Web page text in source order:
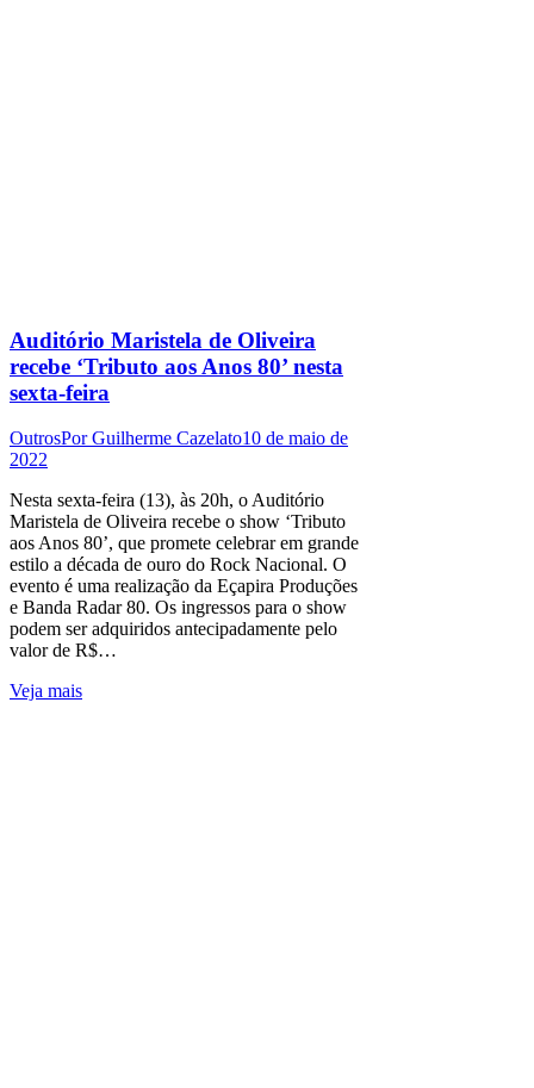
Auditório Maristela de Oliveira
recebe ‘Tributo aos Anos 80’ nesta
sexta-feira
OutrosPorGuilherme Cazelato10 de maio de
2022
Nesta sexta-feira (13), às 20h, o Auditório
Maristela de Oliveira recebe o show ‘Tributo
aos Anos 80’, que promete celebrar em grande
estilo a década de ouro do Rock Nacional. O
evento é uma realização da Eçapira Produções
e Banda Radar 80. Os ingressos para o show
podem ser adquiridos antecipadamente pelo
valor de R$…
Veja mais